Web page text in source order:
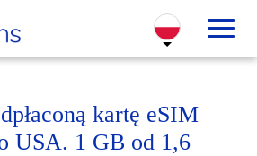
kartę eSIM
USA. 1 GB od 1,6